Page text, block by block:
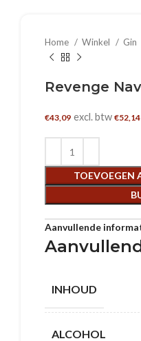
Home Winkel Gin
Revenge
€43,09 excl. btw €52,14
TOEVOEGEN
Aanvullende
INHOUD
ALCOHOL